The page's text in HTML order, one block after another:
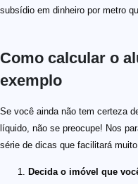
subsídio em dinheiro por metro
Como calcular o
exemplo
Se você ainda não tem certeza
líquido, não se preocupe! Nos
série de dicas que facilitará
Decida o imóvel que
8\% \cdot \text{R\$}
\scriptsize\quad
\scriptsize\qquad